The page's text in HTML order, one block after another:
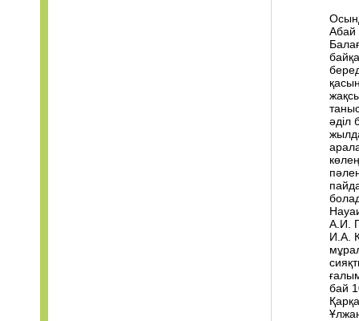
Абай
әділ
А.И.
И.А.
бай